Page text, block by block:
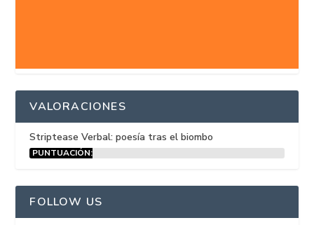
VALORACIONES
Striptease Verbal: poesía tras el biombo
PUNTUACIÓN:
FOLLOW US